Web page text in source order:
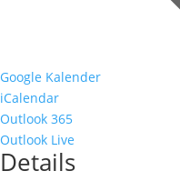
Google Kalender
iCalendar
Outlook 365
Outlook Live
Details